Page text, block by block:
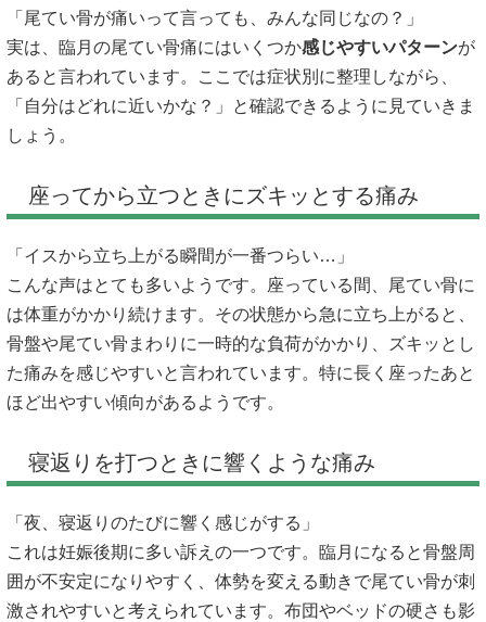
「尾てい骨が痛いって言っても、みんな同じなの？」
実は、臨月の尾てい骨痛にはいくつか感じやすいパターンが
あると言われています。ここでは症状別に整理しながら、
「自分はどれに近いかな？」と確認できるように見ていきま
しょう。
座ってから立つときにズキッとする痛み
「イスから立ち上がる瞬間が一番つらい…」
こんな声はとても多いようです。座っている間、尾てい骨に
は体重がかかり続けます。その状態から急に立ち上がると、
骨盤や尾てい骨まわりに一時的な負荷がかかり、ズキッとし
た痛みを感じやすいと言われています。特に長く座ったあと
ほど出やすい傾向があるようです。
寝返りを打つときに響くような痛み
「夜、寝返りのたびに響く感じがする」
これは妊娠後期に多い訴えの一つです。臨月になると骨盤周
囲が不安定になりやすく、体勢を変える動きで尾てい骨が刺
激されやすいと考えられています。布団やベッドの硬さも影